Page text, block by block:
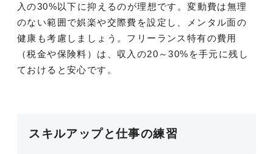
入の30%以下に抑えるのが理想です。変動費は無理
のない範囲で娯楽や交際費を設定し、メンタル面の
健康も考慮しましょう。フリーランス特有の費用
（税金や保険料）は、収入の20～30%を手元に残し
ておけると安心です。
スキルアップと仕事の練習